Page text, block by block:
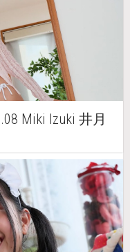
Miki Izuki 井月